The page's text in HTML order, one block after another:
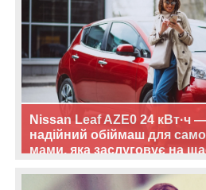
Nissan Leaf AZE0 24 кВт·ч —
надійний обіймаш для
мами, яка заслуговує на